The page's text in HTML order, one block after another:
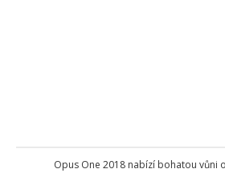
Opus One 2018 nabízí bohatou vůni